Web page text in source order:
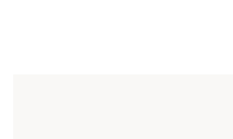
幸福感”に